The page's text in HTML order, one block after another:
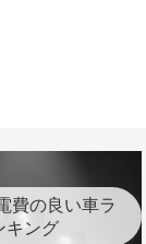
費の良い車ラ
キング